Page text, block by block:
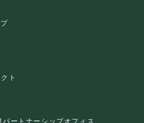
ト
パートナーシップオフィス